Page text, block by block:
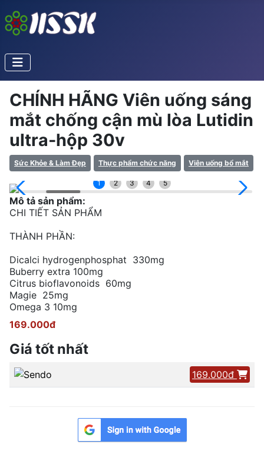
CHÍNH HÃNG Viên uống sáng
mắt chống cận mù lòa Lutidin
ultra-hộp 30v
Sức Khỏe & Làm Đẹp Thực phẩm chức năng Viên uống bổ mắt
1 2 3 4 5
Mô tả sản phẩm:
CHI TIẾT SẢN PHẨM
THÀNH PHẦN:
Dicalci hydrogenphosphat 330mg
Buberry extra 100mg
Citrus bioflavonoids 60mg
Magie 25mg
Omega 3 10mg
169.000đ
Giá tốt nhất
169.000đ